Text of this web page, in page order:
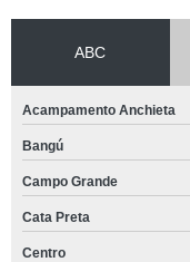
ABC
Acampamento Anchieta
Bangú
Campo Grande
Cata Preta
Centro